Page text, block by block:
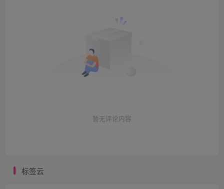
暂无评论内容
标签云